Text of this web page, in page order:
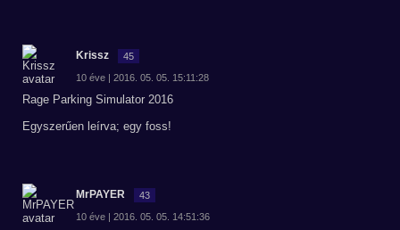
Krissz 45
10 éve | 2016. 05. 05. 15:11:28
Rage Parking Simulator 2016
Egyszerűen leírva; egy foss!
MrPAYER 43
10 éve | 2016. 05. 05. 14:51:36